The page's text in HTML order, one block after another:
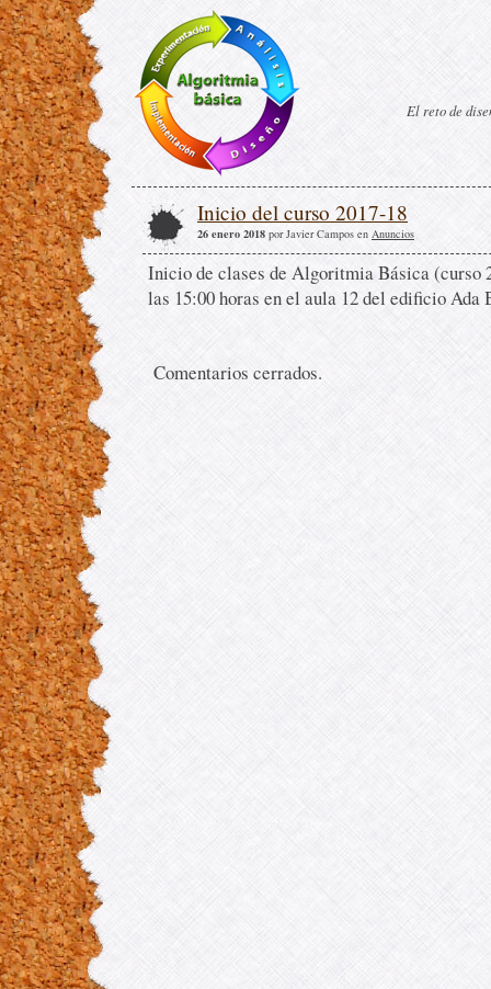
El reto de
Inicio del curso 2017-18
26 enero 2018 por Javier Campos en Anuncios
Inicio de clases de Algoritmia Básica (curso
las 15:00 horas en el aula 12 del edificio Ada
Comentarios cerrados.